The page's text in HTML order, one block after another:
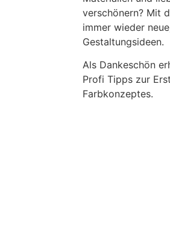
verschönern? Mit
immer wieder
Gestaltungsideen.
Als Dankeschön
Profi Tipps zur
Farbkonzeptes.